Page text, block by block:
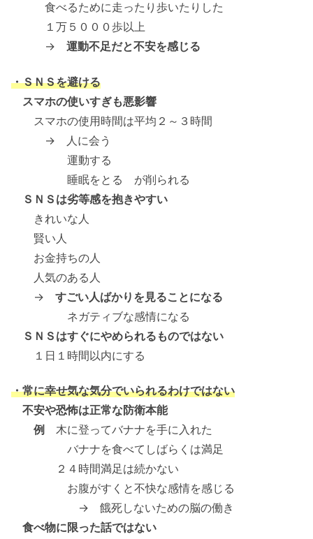
食べるために走ったり歩いたりした
１万５０００歩以上
→ 運動不足だと不安を感じる
・ＳＮＳを避ける
スマホの使いすぎも悪影響
スマホの使用時間は平均２～３時間
→ 人に会う
運動する
睡眠をとる が削られる
ＳＮＳは劣等感を抱きやすい
きれいな人
賢い人
お金持ちの人
人気のある人
→ すごい人ばかりを見ることになる
ネガティブな感情になる
ＳＮＳはすぐにやめられるものではない
１日１時間以内にする
・常に幸せ気な気分でいられるわけではない
不安や恐怖は正常な防衛本能
例
木に登ってバナナを手に入れた
バナナを食べてしばらくは満足
２４時間満足は続かない
お腹がすくと不快な感情を感じる
→ 餓死しないための脳の働き
食べ物に限った話ではない